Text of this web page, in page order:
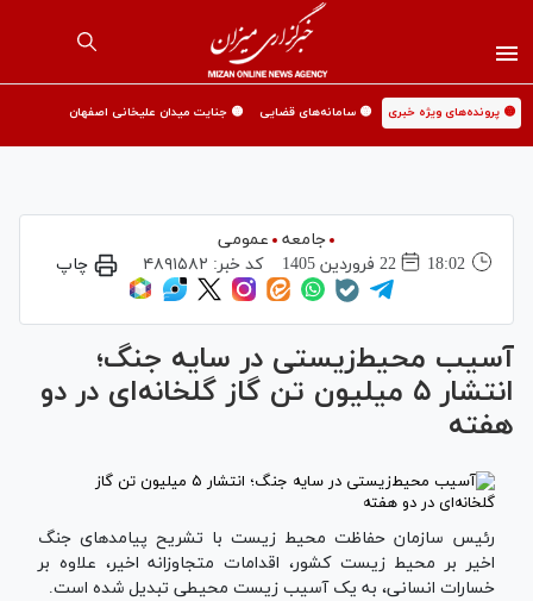
🟡 پرونده‌های ویژه خبری 🟡 سامانه‌های قضایی 🟡 جنایت میدان علیخانی اصفهان
جامعه
عمومی
18:02
22 فروردين 1405 کد خبر: ۴۸۹۱۵۸۲ چاپ
آسیب محیط‌زیستی در سایه جنگ؛
انتشار ۵ میلیون تن گاز گلخانه‌ای در دو
هفته
رئیس سازمان حفاظت محیط زیست با تشریح پیامد‌های جنگ
اخیر بر محیط زیست کشور، اقدامات متجاوزانه اخیر، علاوه بر
خسارات انسانی، به یک آسیب زیست محیطی تبدیل شده است.